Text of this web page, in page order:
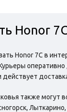
Honor
Honor 7C в
действует
также могут